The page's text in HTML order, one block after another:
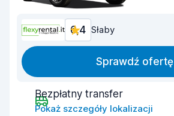
6,4 Słaby
Sprawdź ofertę
Bezpłatny transfer
Pokaż szczegóły lokalizacji